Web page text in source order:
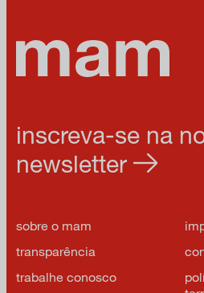
inscreva-se na
newsletter
sobre o mam
transparência
trabalhe conosco